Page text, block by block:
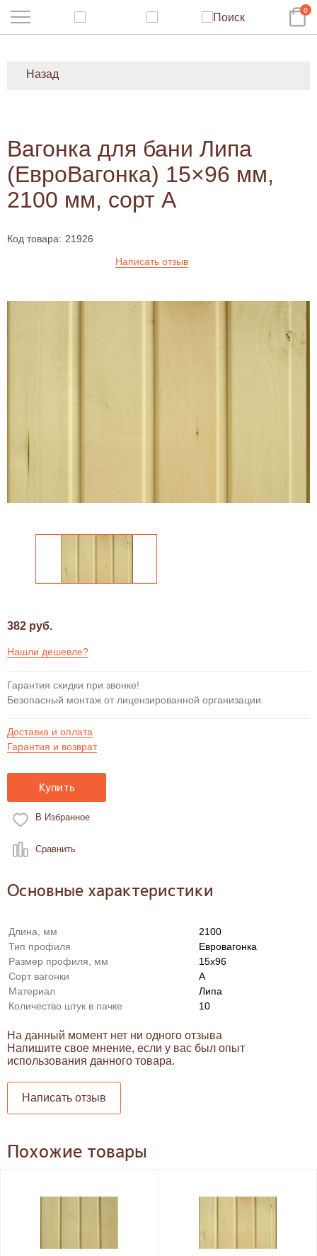
0
Назад
Вагонка для бани Липа
(ЕвроВагонка) 15×96 мм,
2100 мм, сорт А
Код товара: 21926
Написать отзыв
382 руб.
Нашли дешевле?
Гарантия скидки при звонке!
Безопасный монтаж от лицензированной организации
Доставка и оплата
Гарантия и возврат
Купить
В Избранное
Сравнить
Основные характеристики
Длина, мм
2100
Тип профиля
Евровагонка
Размер профиля, мм
15x96
Сорт вагонки
A
Материал
Липа
Количество штук в пачке
10
На данный момент нет ни одного отзыва
Напишите свое мнение, если у вас был опыт
использования данного товара.
Написать отзыв
Похожие товары